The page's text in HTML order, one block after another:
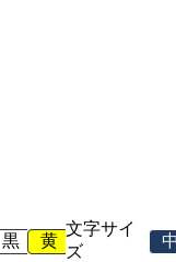
黒 黄
文字サイ
ズ
る・相談する